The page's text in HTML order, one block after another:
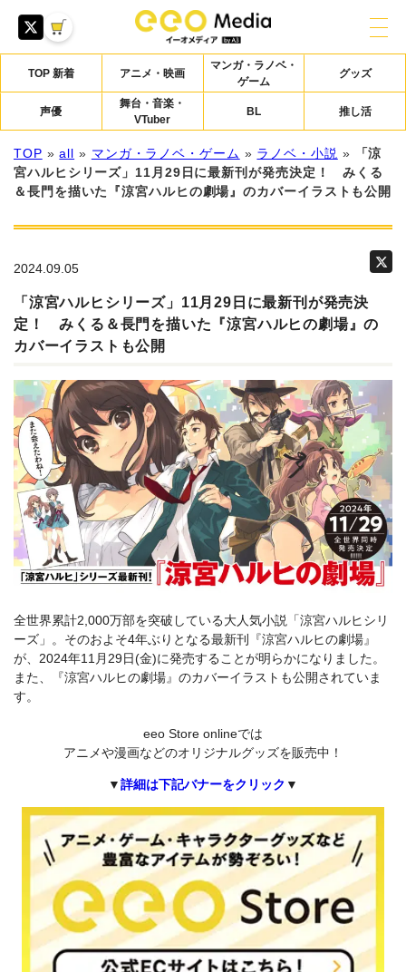
TOP 新着 アニメ・映画
マンガ・ラノベ・
ゲーム
グッズ
声優
舞台・音楽・
VTuber
BL 推し活
TOP »all » マンガ・ラノベ・ゲーム » ラノベ・小説 »
「涼
宮ハルヒシリーズ」11月29日に最新刊が発売決定！ みくる
＆長門を描いた『涼宮ハルヒの劇場』のカバーイラストも公開
2024.09.05
「涼宮ハルヒシリーズ」11月29日に最新刊が発売決
定！ みくる＆長門を描いた『涼宮ハルヒの劇場』の
カバーイラストも公開
全世界累計2,000万部を突破している大人気小説「涼宮ハルヒシリ
ーズ」。そのおよそ4年ぶりとなる最新刊『涼宮ハルヒの劇場』
が、2024年11月29日(金)に発売することが明らかになりました。
また、『涼宮ハルヒの劇場』のカバーイラストも公開されていま
す。
eeo Store onlineでは
アニメや漫画などのオリジナルグッズを販売中！
▼詳細は下記バナーをクリック ▼